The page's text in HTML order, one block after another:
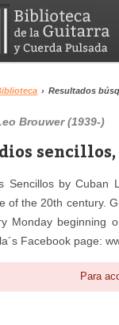
› Resultados
Brouwer (1939-)
Sencillos by Cuban
of the 20th century.
Monday beginning
Facebook page:
Para